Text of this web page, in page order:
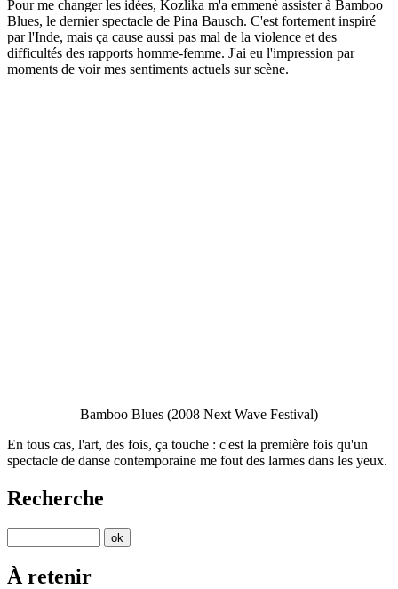
Pour me changer les idées, Kozlika m'a emmené assister à Bamboo
Blues, le dernier spectacle de Pina Bausch. C'est fortement inspiré
par l'Inde, mais ça cause aussi pas mal de la violence et des
difficultés des rapports homme-femme. J'ai eu l'impression par
moments de voir mes sentiments actuels sur scène.
Bamboo Blues (2008 Next Wave Festival)
En tous cas, l'art, des fois, ça touche : c'est la première fois qu'un
spectacle de danse contemporaine me fout des larmes dans les yeux.
Recherche
À retenir